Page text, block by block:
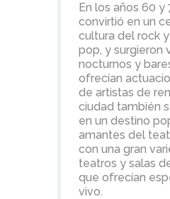
En los años 60 y
convirtió en un
cultura del rock
pop, y surgieron
nocturnos y
ofrecían
de artistas de
ciudad también
en un destino
amantes del
con una gran
teatros y salas
que ofrecían
vivo.